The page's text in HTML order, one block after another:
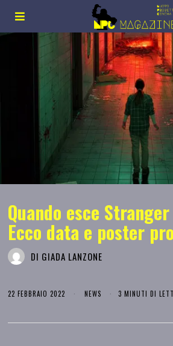
Quando esce
Ecco data e poster
DI GIADA LANZONE
22 FEBBRAIO 2022 NEWS 3 MINUTI DI